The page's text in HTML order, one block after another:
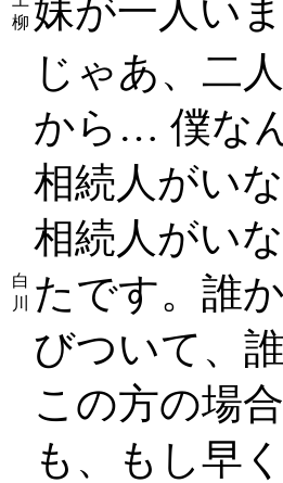
柳 妹が一人いま
白
川
じゃあ、二
から… 僕な
相続人がい
相続人がい
たです。誰
びついて、
この方の場
も、もし早